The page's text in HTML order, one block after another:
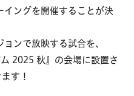
イングを開催することが決
ンで放映する試合を、
2025 秋』の会場に設置さ
す！